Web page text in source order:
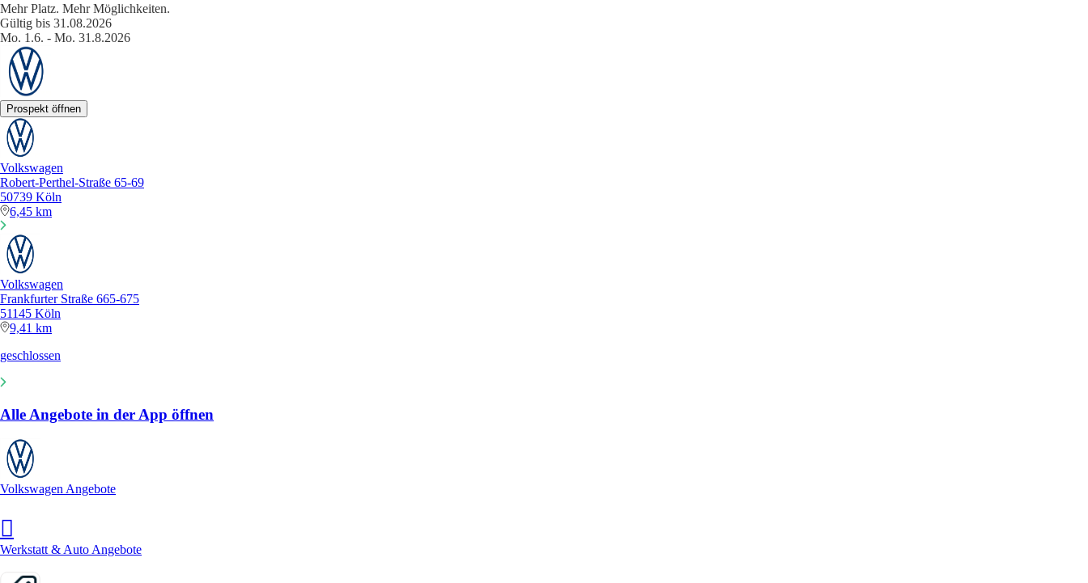
Mehr Platz. Mehr Möglichkeiten.
Gültig bis 31.08.2026
Mo. 1.6. - Mo. 31.8.2026
Prospekt öffnen
Volkswagen
Robert-Perthel-Straße 65-69
50739 Köln
6,45 km
Volkswagen
Frankfurter Straße 665-675
51145 Köln
9,41 km
geschlossen
Alle Angebote in der App öffnen
Volkswagen Angebote
Werkstatt & Auto Angebote